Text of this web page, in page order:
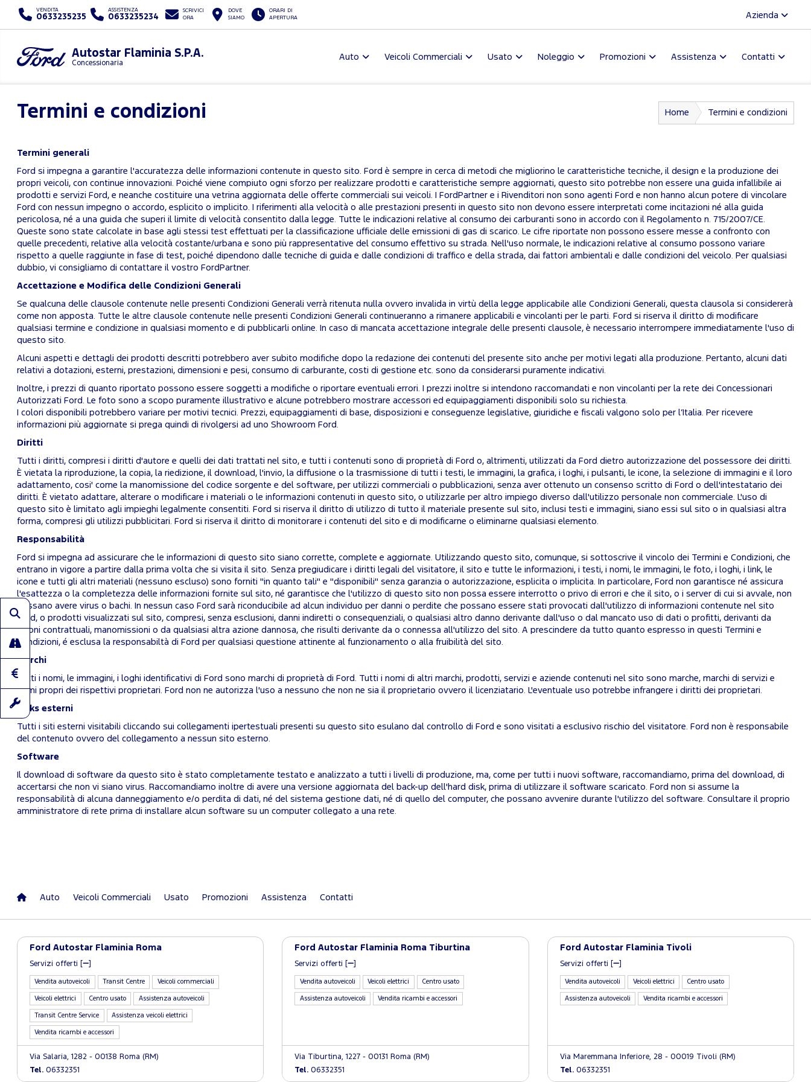
VENDITA
0633235235
ASSISTENZA
0633235234
SCRIVICI
ORA
DOVE
SIAMO
ORARI DI
APERTURA
Azienda
Autostar Flaminia S.P.A.
Concessionaria
Auto Veicoli Commerciali Usato Noleggio Promozioni Assistenza Contatti
Termini e condizioni Home Termini e condizioni
Termini generali
Ford si impegna a garantire l'accuratezza delle informazioni contenute in questo sito. Ford è sempre in cerca di metodi che migliorino le caratteristiche tecniche, il design e la produzione dei
propri veicoli, con continue innovazioni. Poiché viene compiuto ogni sforzo per realizzare prodotti e caratteristiche sempre aggiornati, questo sito potrebbe non essere una guida infallibile ai
prodotti e servizi Ford, e neanche costituire una vetrina aggiornata delle offerte commerciali sui veicoli. I FordPartner e i Rivenditori non sono agenti Ford e non hanno alcun potere di vincolare
Ford con nessun impegno o accordo, esplicito o implicito. I riferimenti alla velocità o alle prestazioni presenti in questo sito non devono essere interpretati come incitazioni né alla guida
pericolosa, né a una guida che superi il limite di velocità consentito dalla legge. Tutte le indicazioni relative al consumo dei carburanti sono in accordo con il Regolamento n. 715/2007/CE.
Queste sono state calcolate in base agli stessi test effettuati per la classificazione ufficiale delle emissioni di gas di scarico. Le cifre riportate non possono essere messe a confronto con
quelle precedenti, relative alla velocità costante/urbana e sono più rappresentative del consumo effettivo su strada. Nell'uso normale, le indicazioni relative al consumo possono variare
rispetto a quelle raggiunte in fase di test, poiché dipendono dalle tecniche di guida e dalle condizioni di traffico e della strada, dai fattori ambientali e dalle condizioni del veicolo. Per qualsiasi
dubbio, vi consigliamo di contattare il vostro FordPartner.
Accettazione e Modifica delle Condizioni Generali
Se qualcuna delle clausole contenute nelle presenti Condizioni Generali verrà ritenuta nulla ovvero invalida in virtù della legge applicabile alle Condizioni Generali, questa clausola si considererà
come non apposta. Tutte le altre clausole contenute nelle presenti Condizioni Generali continueranno a rimanere applicabili e vincolanti per le parti. Ford si riserva il diritto di modificare
qualsiasi termine e condizione in qualsiasi momento e di pubblicarli online. In caso di mancata accettazione integrale delle presenti clausole, è necessario interrompere immediatamente l'uso di
questo sito.
Alcuni aspetti e dettagli dei prodotti descritti potrebbero aver subito modifiche dopo la redazione dei contenuti del presente sito anche per motivi legati alla produzione. Pertanto, alcuni dati
relativi a dotazioni, esterni, prestazioni, dimensioni e pesi, consumo di carburante, costi di gestione etc. sono da considerarsi puramente indicativi.
Inoltre, i prezzi di quanto riportato possono essere soggetti a modifiche o riportare eventuali errori. I prezzi inoltre si intendono raccomandati e non vincolanti per la rete dei Concessionari
Autorizzati Ford. Le foto sono a scopo puramente illustrativo e alcune potrebbero mostrare accessori ed equipaggiamenti disponibili solo su richiesta.
I colori disponibili potrebbero variare per motivi tecnici. Prezzi, equipaggiamenti di base, disposizioni e conseguenze legislative, giuridiche e fiscali valgono solo per l’Italia. Per ricevere
informazioni più aggiornate si prega quindi di rivolgersi ad uno Showroom Ford.
Diritti
Tutti i diritti, compresi i diritti d'autore e quelli dei dati trattati nel sito, e tutti i contenuti sono di proprietà di Ford o, altrimenti, utilizzati da Ford dietro autorizzazione del possessore dei diritti.
È vietata la riproduzione, la copia, la riedizione, il download, l'invio, la diffusione o la trasmissione di tutti i testi, le immagini, la grafica, i loghi, i pulsanti, le icone, la selezione di immagini e il loro
adattamento, cosi' come la manomissione del codice sorgente e del software, per utilizzi commerciali o pubblicazioni, senza aver ottenuto un consenso scritto di Ford o dell'intestatario dei
diritti. È vietato adattare, alterare o modificare i materiali o le informazioni contenuti in questo sito, o utilizzarle per altro impiego diverso dall'utilizzo personale non commerciale. L'uso di
questo sito è limitato agli impieghi legalmente consentiti. Ford si riserva il diritto di utilizzo di tutto il materiale presente sul sito, inclusi testi e immagini, siano essi sul sito o in qualsiasi altra
forma, compresi gli utilizzi pubblicitari. Ford si riserva il diritto di monitorare i contenuti del sito e di modificarne o eliminarne qualsiasi elemento.
Responsabilità
Ford si impegna ad assicurare che le informazioni di questo sito siano corrette, complete e aggiornate. Utilizzando questo sito, comunque, si sottoscrive il vincolo dei Termini e Condizioni, che
entrano in vigore a partire dalla prima volta che si visita il sito. Senza pregiudicare i diritti legali del visitatore, il sito e tutte le informazioni, i testi, i nomi, le immagini, le foto, i loghi, i link, le
icone e tutti gli altri materiali (nessuno escluso) sono forniti "in quanto tali" e "disponibili" senza garanzia o autorizzazione, esplicita o implicita. In particolare, Ford non garantisce né assicura
l'esattezza o la completezza delle informazioni fornite sul sito, né garantisce che l'utilizzo di questo sito non possa essere interrotto o privo di errori e che il sito, o i server di cui si avvale, non
possano avere virus o bachi. In nessun caso Ford sarà riconducibile ad alcun individuo per danni o perdite che possano essere stati provocati dall'utilizzo di informazioni contenute nel sito
Ford, o prodotti visualizzati sul sito, compresi, senza esclusioni, danni indiretti o consequenziali, o qualsiasi altro danno derivante dall'uso o dal mancato uso di dati o profitti, derivanti da
azioni contrattuali, manomissioni o da qualsiasi altra azione dannosa, che risulti derivante da o connessa all'utilizzo del sito. A prescindere da tutto quanto espresso in questi Termini e
Condizioni, é esclusa la responsabiltà di Ford per qualsiasi questione attinente al funzionamento o alla fruibilità del sito.
Marchi
Tutti i nomi, le immagini, i loghi identificativi di Ford sono marchi di proprietà di Ford. Tutti i nomi di altri marchi, prodotti, servizi e aziende contenuti nel sito sono marche, marchi di servizi e
nomi propri dei rispettivi proprietari. Ford non ne autorizza l'uso a nessuno che non ne sia il proprietario ovvero il licenziatario. L'eventuale uso potrebbe infrangere i diritti dei proprietari.
Links esterni
Tutti i siti esterni visitabili cliccando sui collegamenti ipertestuali presenti su questo sito esulano dal controllo di Ford e sono visitati a esclusivo rischio del visitatore. Ford non è responsabile
del contenuto ovvero del collegamento a nessun sito esterno.
Software
Il download di software da questo sito è stato completamente testato e analizzato a tutti i livelli di produzione, ma, come per tutti i nuovi software, raccomandiamo, prima del download, di
accertarsi che non vi siano virus. Raccomandiamo inoltre di avere una versione aggiornata del back-up dell'hard disk, prima di utilizzare il software scaricato. Ford non si assume la
responsabilità di alcuna danneggiamento e/o perdita di dati, né del sistema gestione dati, né di quello del computer, che possano avvenire durante l'utilizzo del software. Consultare il proprio
amministratore di rete prima di installare alcun software su un computer collegato a una rete.
Auto Veicoli Commerciali Usato Promozioni Assistenza Contatti
Ford Autostar Flaminia Roma
Servizi offerti [
Vendita autoveicoli Transit Centre Veicoli commerciali
Veicoli elettrici Centro usato Assistenza autoveicoli
Transit Centre Service Assistenza veicoli elettrici
Vendita ricambi e accessori
Via Salaria, 1282 - 00138 Roma (RM)
Tel. 06332351
Ford Autostar Flaminia Roma Tiburtina
Servizi offerti [
Vendita autoveicoli Veicoli elettrici Centro usato
Assistenza autoveicoli Vendita ricambi e accessori
Via Tiburtina, 1227 - 00131 Roma (RM)
Tel. 06332351
Ford Autostar Flaminia Tivoli
Servizi offerti [ ]
Vendita autoveicoli Veicoli elettrici Centro usato
Assistenza autoveicoli Vendita ricambi e accessori
Via Maremmana Inferiore, 28 - 00019 Tivoli (RM)
Tel.06332351